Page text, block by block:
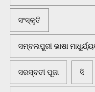
ସଂସ୍କୃତି
ସମ୍ବଲପୁରୀ ଭାଷା
ସରସ୍ବତୀ ପୂଜା ସି